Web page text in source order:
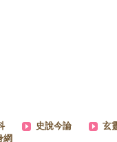
史說今論
玄
網